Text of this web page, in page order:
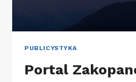
PUBLICYSTYKA
Portal